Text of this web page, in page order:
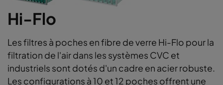
Hi-Flo
Les filtres à poches en fibre de verre Hi-Flo pour la
filtration de l'air dans les systèmes CVC et
industriels sont dotés d'un cadre en acier robuste.
Les configurations à 10 et 12 poches offrent une